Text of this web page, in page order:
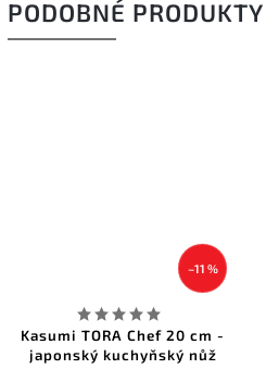
PODOBNÉ PRODUKTY
–11 %
Kasumi TORA Chef 20 cm -
japonský kuchyňský nůž